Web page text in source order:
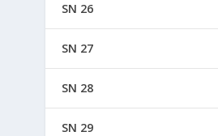
SN 26
SN 27
SN 28
SN 29